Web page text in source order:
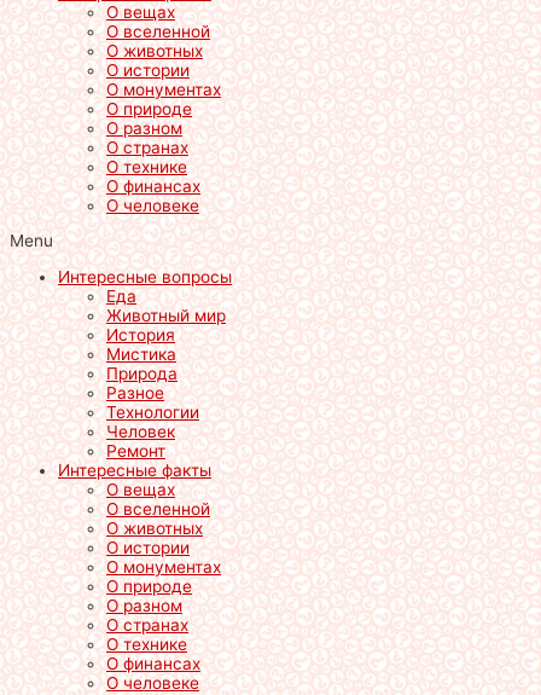
О вещах
О вселенной
О животных
О истории
О монументах
О природе
О разном
О странах
О технике
О финансах
О человеке
Menu
Интересные вопросы
Еда
Животный мир
История
Мистика
Природа
Разное
Технологии
Человек
Ремонт
Интересные факты
О вещах
О вселенной
О животных
О истории
О монументах
О природе
О разном
О странах
О технике
О финансах
О человеке